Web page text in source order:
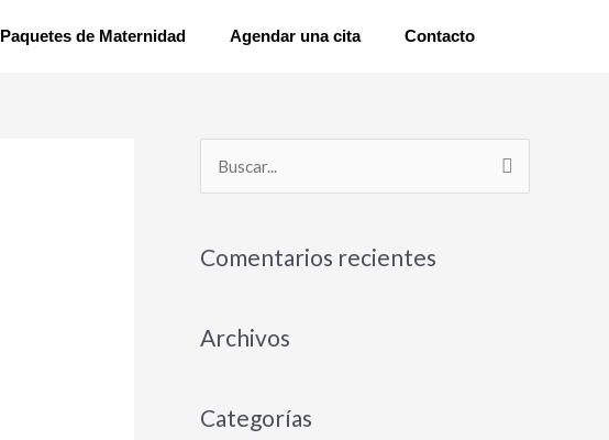
Paquetes de Maternidad Agendar una cita Contacto
c
r
Comentarios recientes
Archivos
Categorías